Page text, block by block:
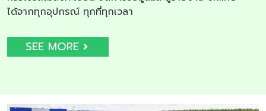
ได้จากทุกอุปกรณ์ ทุกที่ทุกเวลา
SEE MORE